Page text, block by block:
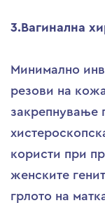
3.Вагинална
Минимално
резови на
закрепнување
користи при
женските
грлото на